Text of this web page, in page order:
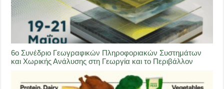
6ο Συνέδριο Γεωγραφικών Πληροφοριακών Συστημάτων
και Χωρικής Ανάλυσης στη Γεωργία και το Περιβάλλον